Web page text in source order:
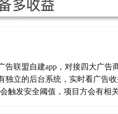
告联盟自建app，对接四大广
独立的后台系统，实时看广告
触发安全阈值，项目方会有相